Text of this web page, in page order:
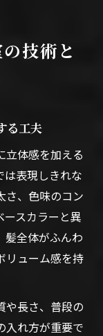
技術と
る工夫
立体感を加える
は表現しきれな
さ、色味のコン
ースカラーと異
髪全体がふんわ
リューム感を持
や長さ、普段の
入れ方が重要で